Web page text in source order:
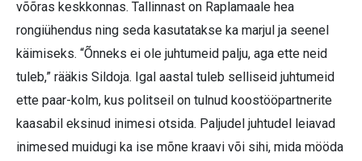
võõras keskkonnas. Tallinnast on Raplamaale hea
rongiühendus ning seda kasutatakse ka marjul ja seenel
käimiseks. “Õnneks ei ole juhtumeid palju, aga ette neid
tuleb,” rääkis Sildoja. Igal aastal tuleb selliseid juhtumeid
ette paar-kolm, kus politseil on tulnud koostööpartnerite
kaasabil eksinud inimesi otsida. Paljudel juhtudel leiavad
inimesed muidugi ka ise mõne kraavi või sihi, mida mööda